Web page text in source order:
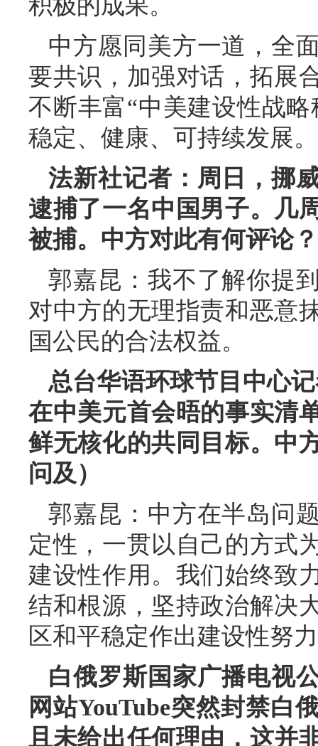
积极的成果。
中方愿同美方一道，全
要共识，加强对话，拓展
不断丰富“中美建设性战
稳定、健康、可持续发展。
法新社记者：周日，挪
逮捕了一名中国男子。几
被捕。中方对此有何评论？
郭嘉昆：我不了解你提
对中方的无理指责和恶意
国公民的合法权益。
总台华语环球节目中心
在中美元首会晤的事实清
鲜无核化的共同目标。中
问及）
郭嘉昆：中方在半岛问
定性，一贯以自己的方式
建设性作用。我们始终致
结和根源，坚持政治解决
区和平稳定作出建设性努
白俄罗斯国家广播电视
网站YouTube突然封禁白
且未给出任何理由，这并